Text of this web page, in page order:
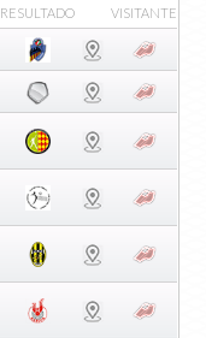
RESULTADO VISITANTE